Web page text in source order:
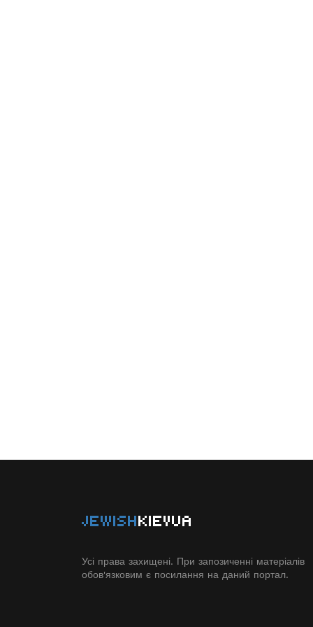
JEWISHKIEVUA
Усі права захищені. При запозиченні матеріалів
обов'язковим є посилання на даний портал.